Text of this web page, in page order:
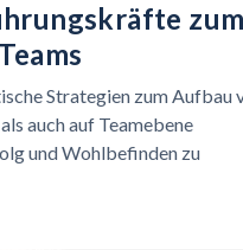
Strategien zum Aufbau
auch auf Teamebene
und Wohlbefinden zu